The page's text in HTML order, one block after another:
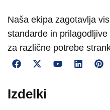
Naša ekipa zagotavlja
standarde in prilagodljive
za različne potrebe
Izdelki